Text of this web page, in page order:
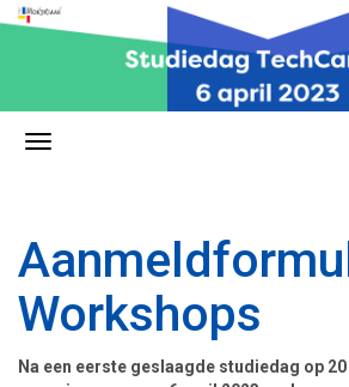
Workshops
Na een eerste geslaagde studiedag op